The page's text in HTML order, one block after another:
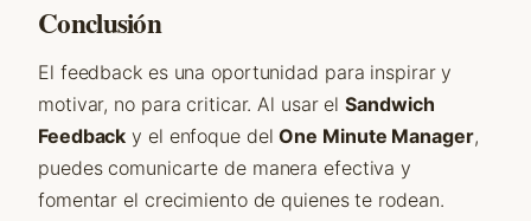
Conclusión
El feedback es una oportunidad para inspirar y
motivar, no para criticar. Al usar elSandwich
Feedback y el enfoque delOne Minute Manager,
puedes comunicarte de manera efectiva y
fomentar el crecimiento de quienes te rodean.